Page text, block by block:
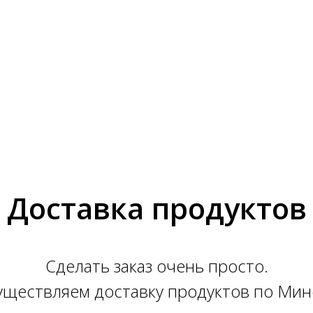
Доставка продуктов
Сделать заказ очень просто.
доставку продуктов по